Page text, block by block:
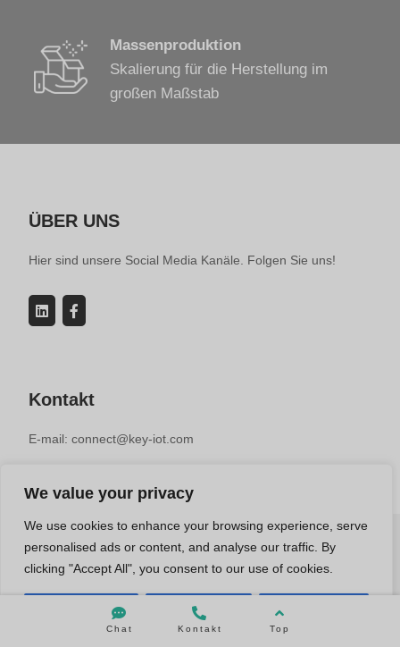
We value your privacy
We use cookies to enhance your browsing experience, serve
personalised ads or content, and analyse our traffic. By
clicking "Accept All", you consent to our use of cookies.
Reject All
Massenproduktion
Skalierung für die Herstellung im
großen Maßstab
ÜBER UNS
Hier sind unsere Social Media Kanäle. Folgen Sie uns!
Kontakt
E-mail: connect@key-iot.com
© 2019-2025 KEY-IOT TECHNOLOGY CO.，LTD | Industrieller
Chat Kontakt Top